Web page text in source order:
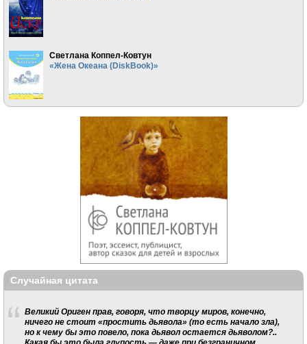
Светлана Коппел-Ковтун
«Жена Океана (DiskBook)»
Случайная цитата
Великий Ориген прав, говоря, что творцу миров, конечно,
ничего не стоит «простить дьявола» (то есть начало зла),
но к чему бы это повело, пока дьявол остается дьяволом?..